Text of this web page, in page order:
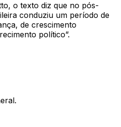
o texto diz que no pós-
conduziu um período de
de crescimento
político”.